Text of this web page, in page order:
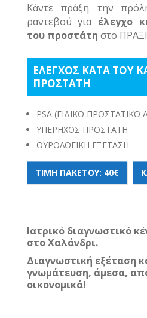
Κάντε πράξη την
ραντεβού για έλεγχο
του προστάτη στο
ΕΛΕΓΧΟΣ ΚΑΤΑ ΤΟΥ
ΠΡΟΣΤΑΤΗ
PSA (ΕΙΔΙΚΟ ΠΡΟΣΤΑΤΙΚΟ
ΥΠΕΡΗΧΟΣ ΠΡΟΣΤΑΤΗ
ΟΥΡΟΛΟΓΙΚΗ ΕΞΕΤΑΣΗ
ΤΙΜΗ ΠΑΚΕΤΟΥ: 40€
Ιατρικό διαγνωστικό
στο Χαλάνδρι.
Διαγνωστική εξέταση
γνωμάτευση, άμεσα,
οικονομικά!